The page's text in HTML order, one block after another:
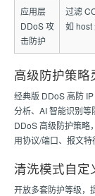
应用层
DDoS 攻
击防护
过滤
如 host
高级防护策略
经典版 DDoS 高防
分析、AI 智能识别
DDoS 高级防护策略
用协议/端口、报文特
清洗模式自定
开放多套防护等级，